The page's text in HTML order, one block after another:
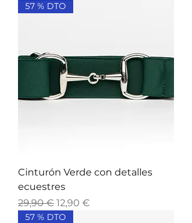
57 % DTO
Cinturón Verde con detalles
ecuestres
Precio
29,90 € Precio de oferta
12,90 €
57 % DTO